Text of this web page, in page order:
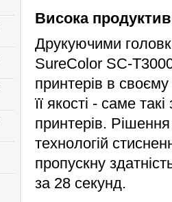
Висока
Друкуючими
SureColor SC-
принтерів в
її якості - саме
принтерів.
технологій
пропускну
за 28 секунд.